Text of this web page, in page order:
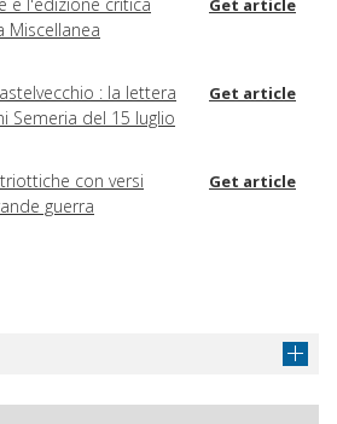
Miscellanea
Get article
: la lettera
Semeria del 15 luglio
Get article
con versi
guerra
Get article